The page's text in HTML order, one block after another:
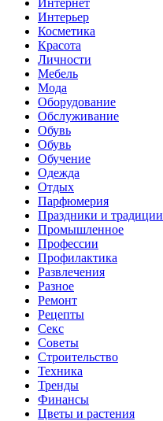
Интерьер
Косметика
Красота
Личности
Мебель
Мода
Оборудование
Обслуживание
Обувь
Обувь
Обучение
Одежда
Отдых
Парфюмерия
Праздники и традиции
Промышленное
Профессии
Профилактика
Развлечения
Разное
Ремонт
Рецепты
Секс
Советы
Строительство
Техника
Тренды
Финансы
Цветы и растения